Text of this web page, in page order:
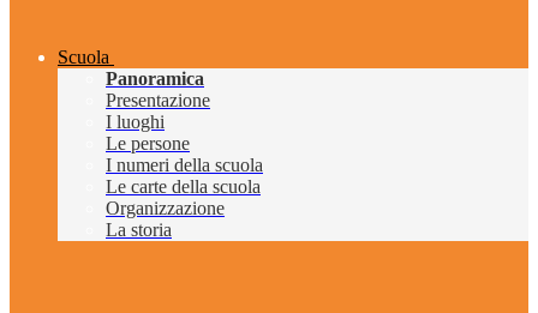
Scuola
Panoramica
Presentazione
I luoghi
Le persone
I numeri della scuola
Le carte della scuola
Organizzazione
La storia